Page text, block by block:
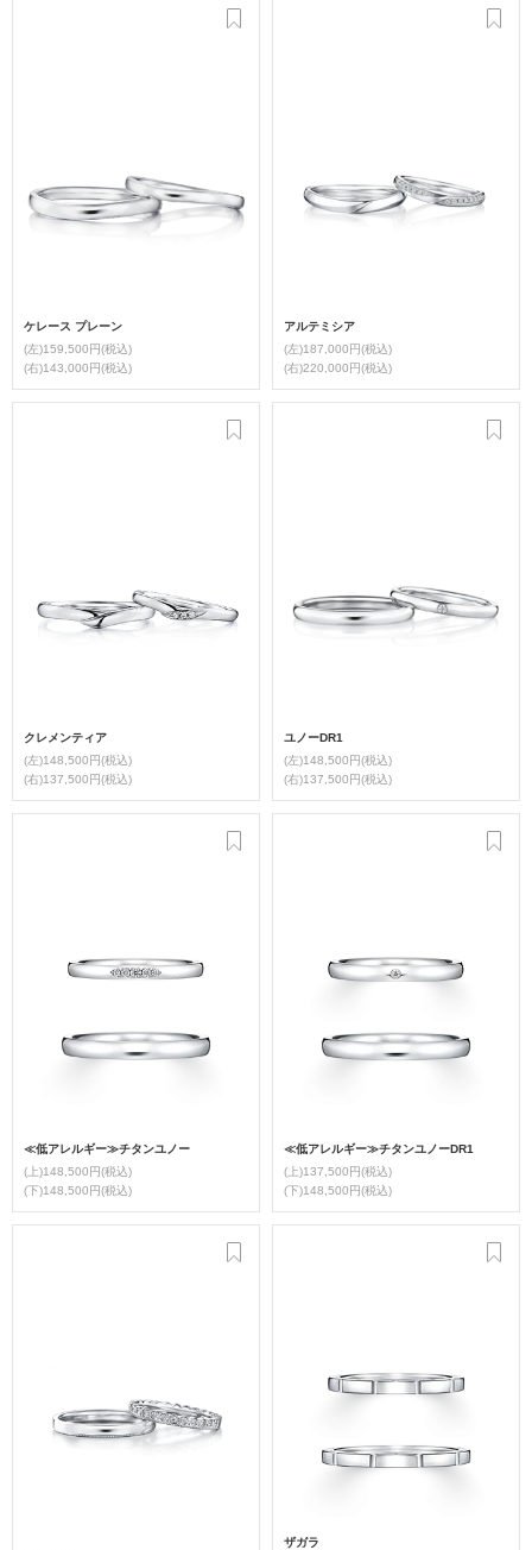
ケレース プレーン
(左)159,500円(税込)
(右)143,000円(税込)
アルテミシア
(左)187,000円(税込)
(右)220,000円(税込)
クレメンティア
(左)148,500円(税込)
(右)137,500円(税込)
ユノーDR1
(左)148,500円(税込)
(右)137,500円(税込)
≪低アレルギー≫チタンユノー
(上)148,500円(税込)
(下)148,500円(税込)
≪低アレルギー≫チタンユノーDR1
(上)137,500円(税込)
(下)148,500円(税込)
ザガラ